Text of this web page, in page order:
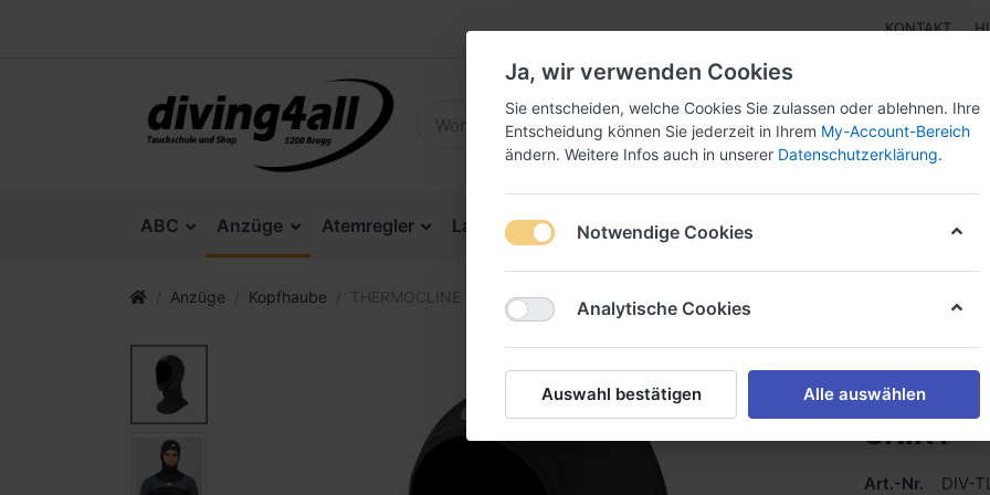
KONTAKT
ABC Anzüge Atemregler Lampen Instrumente Schnäppchenecke
Anzüge Kopfhaube THERMOCLINE HOOD WITH SKIRT
SKIRT
Art.-Nr. DIV-
Ja, wir verwenden Cookies
Sie entscheiden, welche Cookies Sie zulassen oder ablehnen. Ihre
Entscheidung können Sie jederzeit in Ihrem My-Account-Bereich
ändern. Weitere Infos auch in unserer Datenschutzerklärung.
Notwendige Cookies
Analytische Cookies
Auswahl bestätigen Alle auswählen